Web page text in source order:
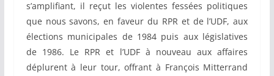
s’amplifiant, il reçut les violentes fessées politiques
que nous savons, en faveur du RPR et de l’UDF, aux
élections municipales de 1984 puis aux législatives
de 1986. Le RPR et l’UDF à nouveau aux affaires
déplurent à leur tour, offrant à François Mitterrand